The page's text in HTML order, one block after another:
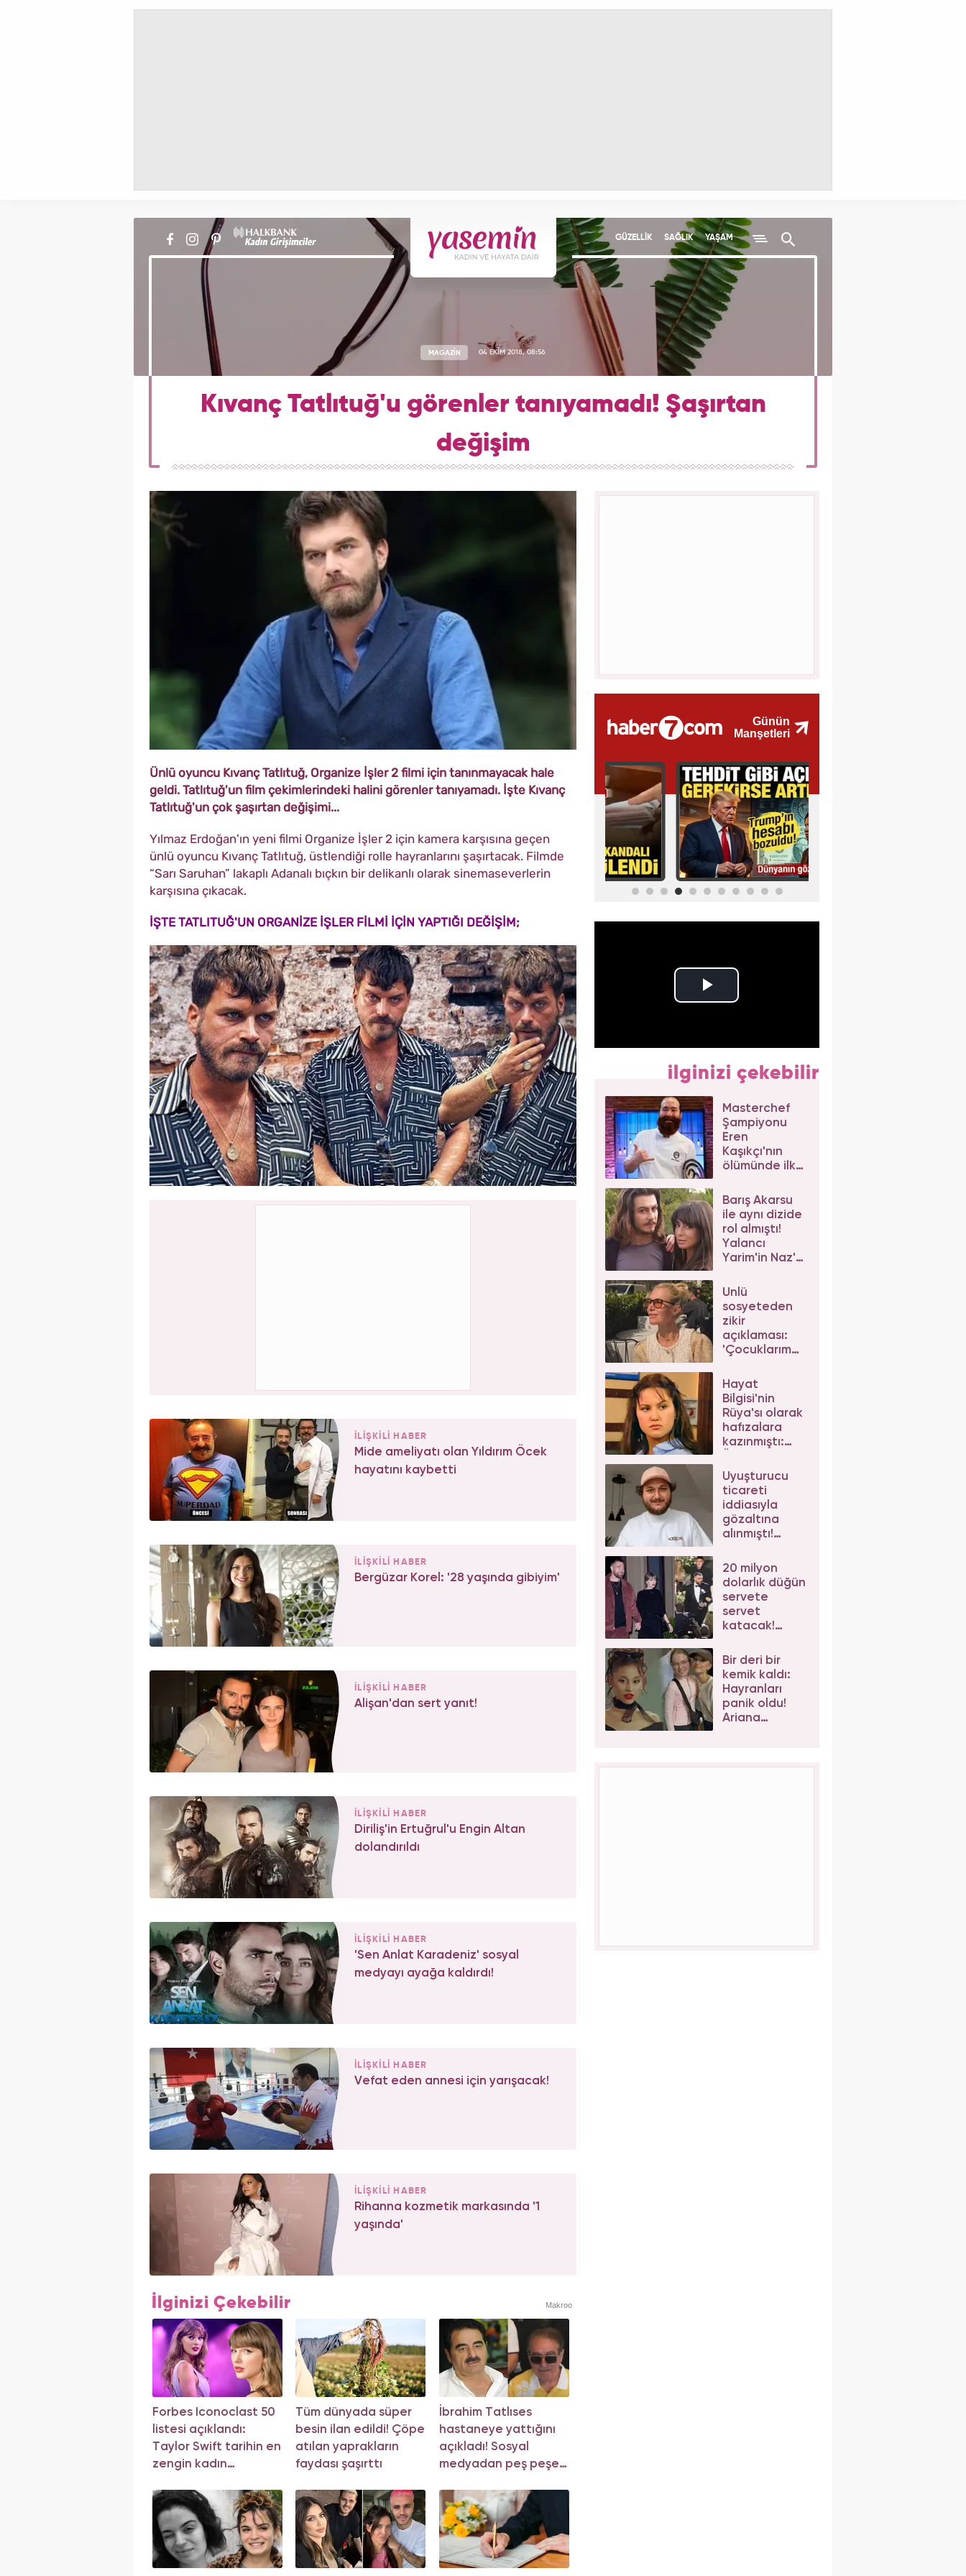
GÜZELLİK SAĞLIK YAŞAM
MAGAZİN 04 EKİM 2018, 08:56
Kıvanç Tatlıtuğ'u görenler tanıyamadı! Şaşırtan
değişim
Ünlü oyuncu Kıvanç Tatlıtuğ, Organize İşler 2 filmi için tanınmayacak hale
geldi. Tatlıtuğ'un film çekimlerindeki halini görenler tanıyamadı. İşte Kıvanç
Tatlıtuğ'un çok şaşırtan değişimi...
Yılmaz Erdoğan'ın yeni filmi Organize İşler 2 için kamera karşısına geçen
ünlü oyuncu Kıvanç Tatlıtuğ, üstlendiği rolle hayranlarını şaşırtacak. Filmde
“Sarı Saruhan” lakaplı Adanalı bıçkın bir delikanlı olarak sinemaseverlerin
karşısına çıkacak.
İŞTE TATLITUĞ'UN ORGANİZE İŞLER FİLMİ İÇİN YAPTIĞI DEĞİŞİM;
İLİŞKİLİ HABER
Mide ameliyatı olan Yıldırım Öcek
hayatını kaybetti
İLİŞKİLİ HABER
Bergüzar Korel: '28 yaşında gibiyim'
İLİŞKİLİ HABER
Alişan'dan sert yanıt!
İLİŞKİLİ HABER
Diriliş'in Ertuğrul'u Engin Altan
dolandırıldı
İLİŞKİLİ HABER
'Sen Anlat Karadeniz' sosyal
medyayı ayağa kaldırdı!
İLİŞKİLİ HABER
Vefat eden annesi için yarışacak!
İLİŞKİLİ HABER
Rihanna kozmetik markasında '1
yaşında'
İlginizi Çekebilir Makroo
Forbes Iconoclast 50
listesi açıklandı:
Taylor Swift tarihin en
zengin kadın
Tüm dünyada süper
besin ilan edildi! Çöpe
atılan yaprakların
faydası şaşırttı
İbrahim Tatlıses
hastaneye yattığını
açıkladı! Sosyal
medyadan peş peşe
ilginizi çekebilir
Masterchef
Şampiyonu
Eren
Kaşıkçı'nın
ölümünde ilk
Ortağından
dikkat çeken
açıklama
Barış Akarsu
ile aynı dizide
rol almıştı!
Yalancı
Yarim'in Naz'ı
beğeni yağdı
Ünlü
sosyeteden
zikir
açıklaması:
'Çocuklarım
diyerek gelen
eleştirilere
yanıt verdi
Hayat
Bilgisi'nin
Rüya'sı olarak
hafızalara
kazınmıştı:
oyuncunun
değişimi şoke
etti
Uyuşturucu
ticareti
iddiasıyla
gözaltına
alınmıştı!
Tomay,
herkesten
helallik istedi
20 milyon
dolarlık düğün
servete
servet
katacak!
iş birlikleri peş
peşe geliyor
Bir deri bir
kemik kaldı:
Hayranları
panik oldu!
Ariana